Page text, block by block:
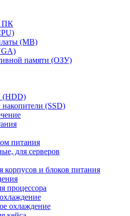
ПК
(MB)
памяти (ОЗУ)
(HDD)
накопители (SSD)
питания
для серверов
корпусов и блоков питания
процессора
охлаждение